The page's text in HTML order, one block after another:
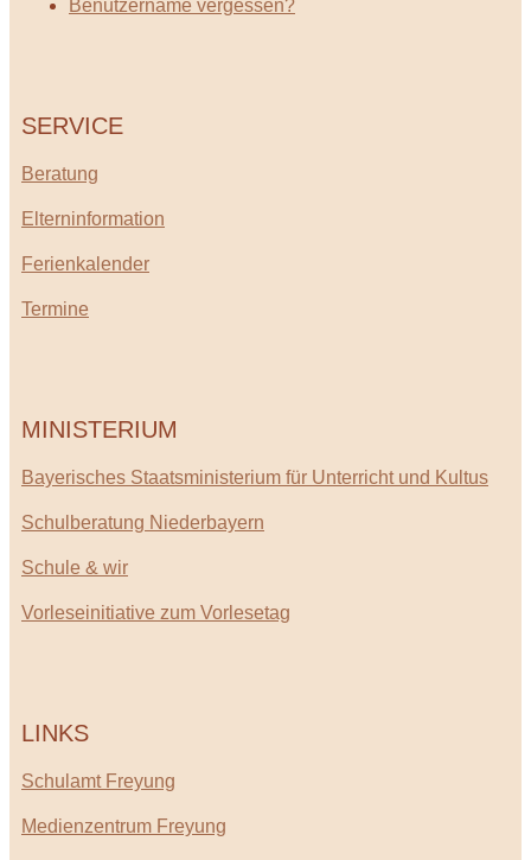
Benutzername vergessen?
SERVICE
Beratung
Elterninformation
Ferienkalender
Termine
MINISTERIUM
Bayerisches Staatsministerium für Unterricht und Kultus
Schulberatung Niederbayern
Schule & wir
Vorleseinitiative zum Vorlesetag
LINKS
Schulamt Freyung
Medienzentrum Freyung